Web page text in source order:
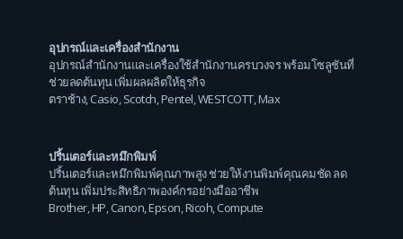
อุปกรณ์และเครื่องสำนักงาน
อุปกรณ์สำนักงานและเครื่องใช้สำนักงานครบวงจร พร้อมโซลูชันที่
ช่วยลดต้นทุน เพิ่มผลผลิตให้ธุรกิจ
ตราช้าง,Casio,Scotch,Pentel,WESTCOTT,Max
ปริ้นเตอร์และหมึกพิมพ์
ปริ้นเตอร์และหมึกพิมพ์คุณภาพสูง ช่วยให้งานพิมพ์คุณคมชัด ลด
ต้นทุน เพิ่มประสิทธิภาพองค์กรอย่างมืออาชีพ
Brother,HP,Canon,Epson,Ricoh,Compute